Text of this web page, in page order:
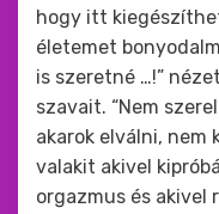
hogy itt
életemet
is szeretné …!”
szavait. “Nem
akarok elválni, nem
valakit akivel
orgazmus és